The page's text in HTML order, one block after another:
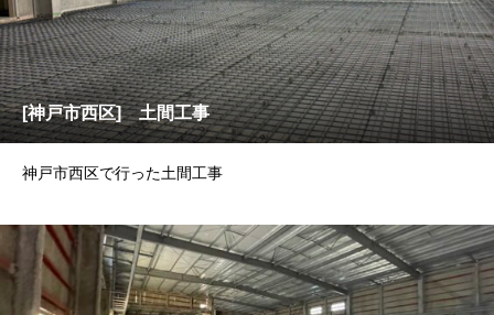
[神戸市西区] 土間工事
神戸市西区で行った土間工事